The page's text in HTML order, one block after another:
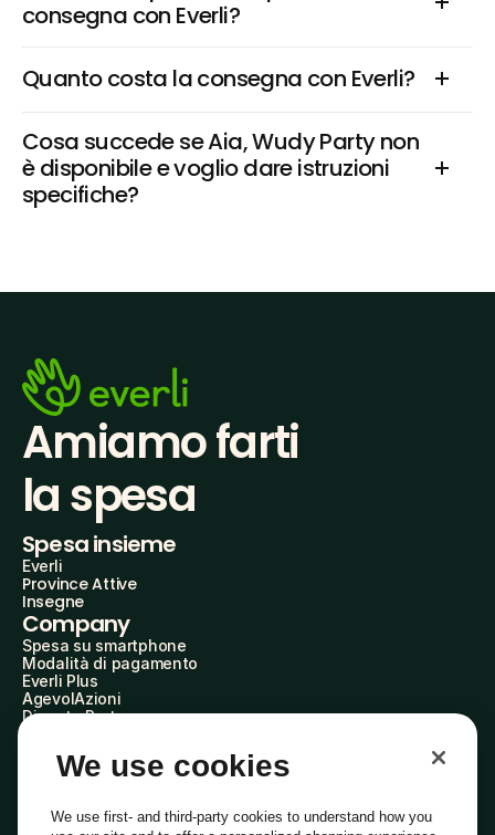
consegna con Everli?
Quanto costa la consegna con Everli?
Cosa succede se Aia, Wudy Party non
è disponibile e voglio dare istruzioni
specifiche?
Amiamo farti
la spesa
Spesa insieme
Everli
Province Attive
Insegne
Company
Spesa su smartphone
Modalità di pagamento
Everli Plus
AgevolAzioni
Diventa Partner
Everli Shoppers
About Us
Everli News
We use cookies
We use first- and third-party cookies to understand how you